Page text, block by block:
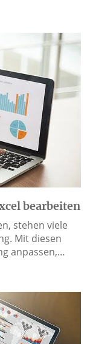
bearbeiten
stehen viele
Mit diesen
anpassen,…